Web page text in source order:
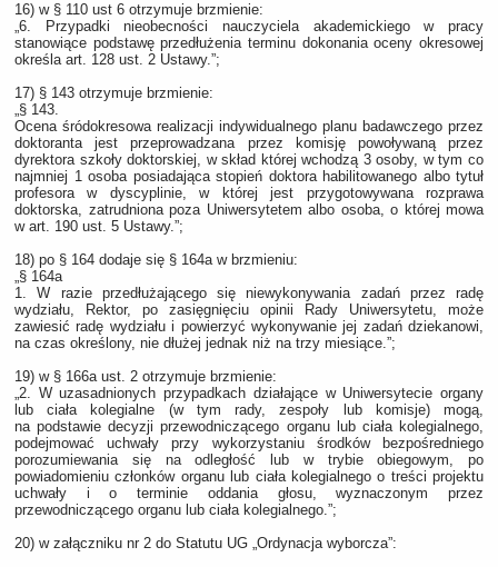
16) w § 110 ust 6 otrzymuje brzmienie:
„6. Przypadki nieobecności nauczyciela akademickiego w pracy
stanowiące podstawę przedłużenia terminu dokonania oceny okresowej
określa art. 128 ust. 2 Ustawy.”;
17) § 143 otrzymuje brzmienie:
„§ 143.
Ocena śródokresowa realizacji indywidualnego planu badawczego przez
doktoranta jest przeprowadzana przez komisję powoływaną przez
dyrektora szkoły doktorskiej, w skład której wchodzą 3 osoby, w tym co
najmniej 1 osoba posiadająca stopień doktora habilitowanego albo tytuł
profesora w dyscyplinie, w której jest przygotowywana rozprawa
doktorska, zatrudniona poza Uniwersytetem albo osoba, o której mowa
w art. 190 ust. 5 Ustawy.”;
18) po § 164 dodaje się § 164a w brzmieniu:
„§ 164a
1. W razie przedłużającego się niewykonywania zadań przez radę
wydziału, Rektor, po zasięgnięciu opinii Rady Uniwersytetu, może
zawiesić radę wydziału i powierzyć wykonywanie jej zadań dziekanowi,
na czas określony, nie dłużej jednak niż na trzy miesiące.”;
19) w § 166a ust. 2 otrzymuje brzmienie:
„2. W uzasadnionych przypadkach działające w Uniwersytecie organy
lub ciała kolegialne (w tym rady, zespoły lub komisje) mogą,
na podstawie decyzji przewodniczącego organu lub ciała kolegialnego,
podejmować uchwały przy wykorzystaniu środków bezpośredniego
porozumiewania się na odległość lub w trybie obiegowym, po
powiadomieniu członków organu lub ciała kolegialnego o treści projektu
uchwały i o terminie oddania głosu, wyznaczonym przez
przewodniczącego organu lub ciała kolegialnego.”;
20) w załączniku nr 2 do Statutu UG „Ordynacja wyborcza”: